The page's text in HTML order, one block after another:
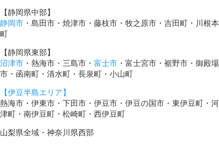
【静岡県中部】
静岡市 ・島田市・焼津市・藤枝市・牧之原市・吉田町・川根本
町
【静岡県東部】
沼津市 ・熱海市・三島市・ 富士市 ・富士宮市・裾野市・御殿場
市・函南町・清水町・長泉町・小山町
【伊豆半島エリア】
熱海市・伊東市・下田市・伊豆市・伊豆の国市・東伊豆町・河
津町・南伊豆町・松崎町・西伊豆町
山梨県全域・神奈川県西部